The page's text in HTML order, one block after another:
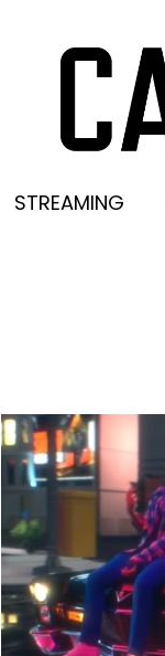
STREAMING